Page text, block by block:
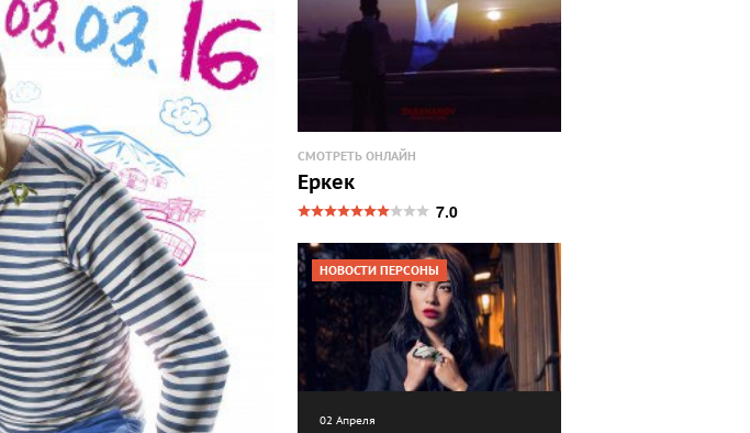
СМОТРЕТЬ ОНЛАЙН
Еркек
7.0
НОВОСТИ ПЕРСОНЫ
02 Апреля